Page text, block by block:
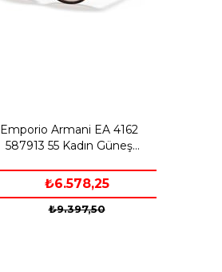
Emporio Armani EA 4162
587913 55 Kadın Güneş
₺6.578,25
₺9.397,50